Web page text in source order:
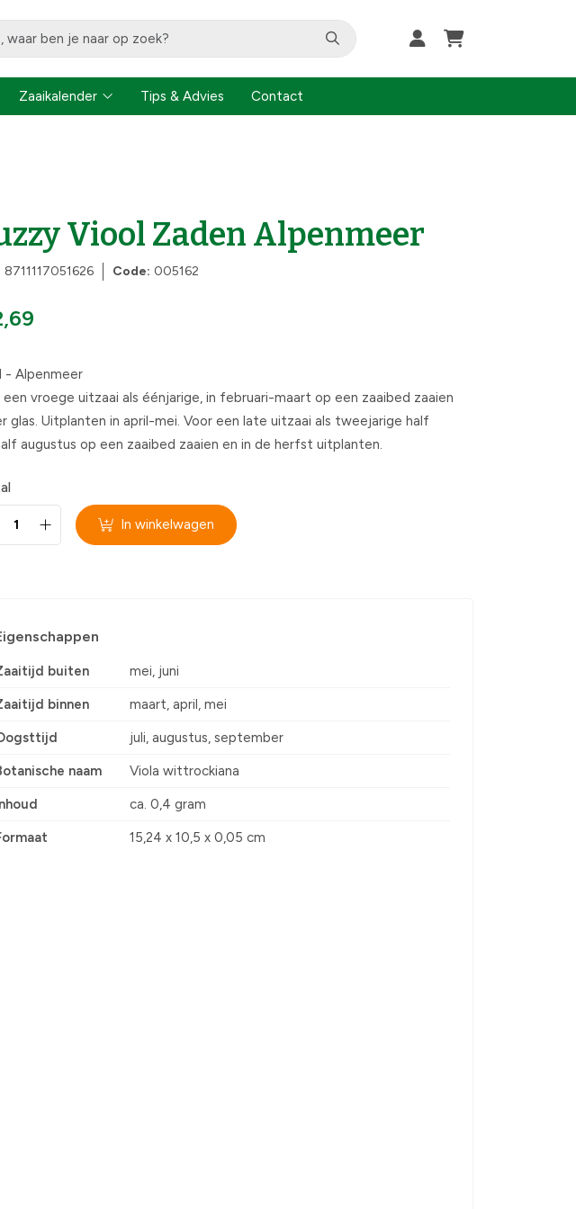
Zaaikalender Tips & Advies Contact
Viool Zaden Alpenmeer
8711117051626 Code: 005162
- Alpenmeer
een vroege uitzaai als éénjarige, in februari-maart op een zaaibed zaaien
glas. Uitplanten in april-mei. Voor een late uitzaai als tweejarige half
augustus op een zaaibed zaaien en in de herfst uitplanten.
In winkelwagen
buiten mei, juni
binnen maart, april, mei
juli, augustus, september
naam Viola wittrockiana
ca. 0,4 gram
15,24 x 10,5 x 0,05 cm